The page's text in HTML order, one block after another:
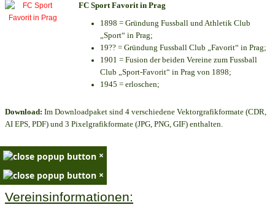
FC Sport Favorit in Prag
1898 = Gründung Fussball und Athletik Club
„Sport“ in Prag;
19?? = Gründung Fussball Club „Favorit“ in Prag;
1901 = Fusion der beiden Vereine zum Fussball
Club „Sport-Favorit“ in Prag von 1898;
1945 = erloschen;
Download: Im Downloadpaket sind 4 verschiedene Vektorgrafikformate (CDR,
AI EPS, PDF) und 3 Pixelgrafikformate (JPG, PNG, GIF) enthalten.
×
×
Vereinsinformationen: